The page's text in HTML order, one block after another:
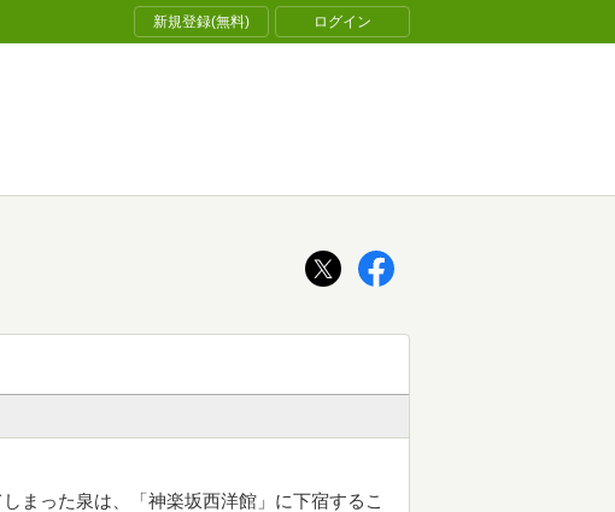
新規登録(無料) ログイン
まった泉は、「神楽坂西洋館」に下宿するこ